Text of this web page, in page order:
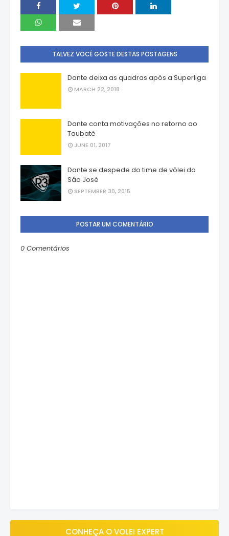
TALVEZ VOCÊ GOSTE DESTAS POSTAGENS
Dante deixa as quadras após a Superliga
MARCH 22, 2018
Dante conta motivações no retorno ao
Taubaté
JUNE 01, 2017
Dante se despede do time de vôlei do
São José
SEPTEMBER 30, 2015
POSTAR UM COMENTÁRIO
0 Comentários
CONHEÇA O VOLEI EXPERT